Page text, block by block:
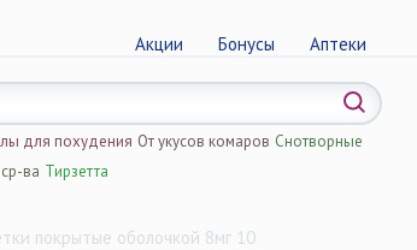
Акции Бонусы Аптеки
для похудения От укусов комаров Снотворные
ва Тирзетта
покрытые оболочкой 8мг 10